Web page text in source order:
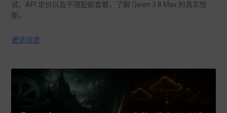
试、API 定价以及不限配额套餐，了解 Qwen 3.8 Max 的真实性
能。.
更多信息